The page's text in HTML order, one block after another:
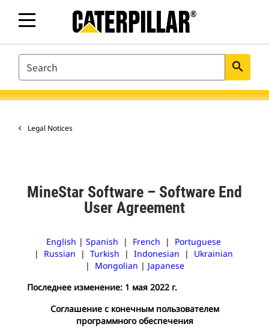
SEARCH search
Legal Notices
MineStar Software – Software End
User Agreement
English | Spanish | French | Portuguese
| Russian | Turkish | Indonesian | Ukrainian
| Mongolian | Japanese
Последнее изменение: 1 мая 2022 г.
Соглашение с конечным пользователем
программного обеспечения